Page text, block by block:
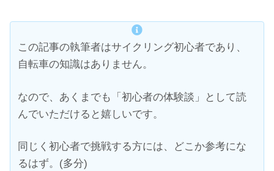
この記事の執筆者はサイクリング初心者であり、
自転車の知識はありません。
なので、あくまでも「初心者の体験談」として読
んでいただけると嬉しいです。
同じく初心者で挑戦する方には、どこか参考にな
るはず。(多分)